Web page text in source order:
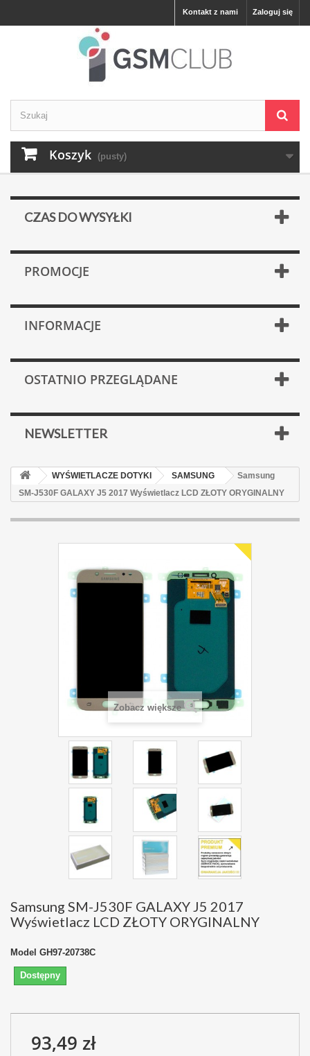
Zaloguj się
Kontakt z nami
Koszyk (pusty)
CZAS DO WYSYŁKI
PROMOCJE
INFORMACJE
OSTATNIO PRZEGLĄDANE
NEWSLETTER
WYŚWIETLACZE DOTYKI SAMSUNG
Samsung
SM-J530F GALAXY J5 2017 Wyświetlacz LCD ZŁOTY ORYGINALNY
Zobacz większe
Samsung SM-J530F GALAXY J5 2017
Wyświetlacz LCD ZŁOTY ORYGINALNY
Model GH97-20738C
Dostępny
93,49 zł